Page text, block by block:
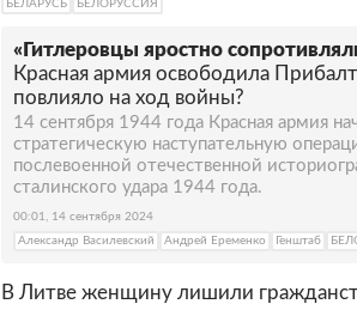
БЕЛАРУСЬ
БЕЛОРУССИЯ
«Гитлеровцы яростно
Красная армия освободила
повлияло на ход войны?
14 сентября 1944 года Красная армия
стратегическую наступательную
послевоенной отечественной
сталинского удара 1944 года.
00:01, 14 сентября 2024
Александр Василевский
Андрей Еременко Генштаб
В Литве женщину лишили